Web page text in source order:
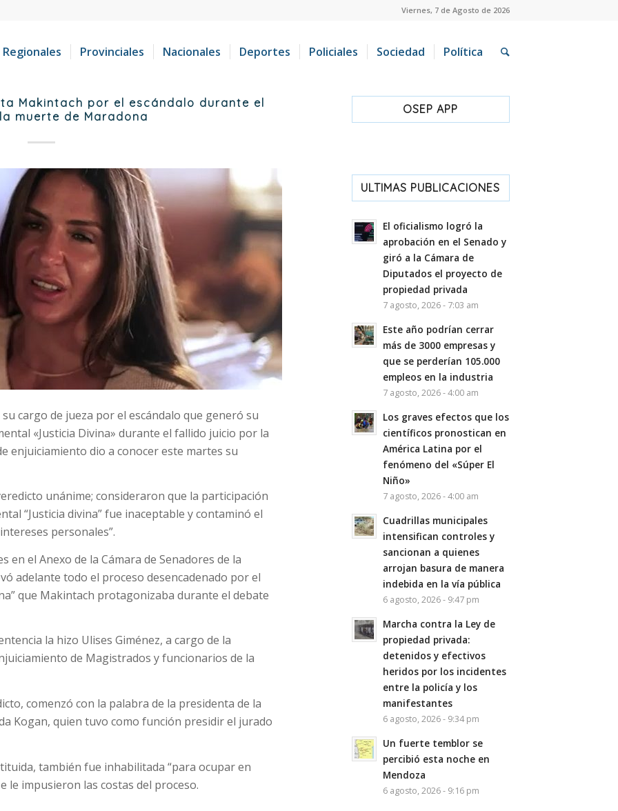
Viernes, 7 de Agosto de 2026
Regionales Provinciales Nacionales Deportes Policiales Sociedad Política
Makintach por el escándalo durante el
muerte de Maradona
cargo de jueza por el escándalo que generó su
«Justicia Divina» durante el fallido juicio por la
enjuiciamiento dio a conocer este martes su
unánime; consideraron que la participación
“Justicia divina” fue inaceptable y contaminó el
personales”.
en el Anexo de la Cámara de Senadores de la
adelante todo el proceso desencadenado por el
que Makintach protagonizaba durante el debate
la hizo Ulises Giménez, a cargo de la
de Magistrados y funcionarios de la
comenzó con la palabra de la presidenta de la
Kogan, quien tuvo como función presidir el jurado
también fue inhabilitada “para ocupar en
le impusieron las costas del proceso.
OSEP APP
ULTIMAS PUBLICACIONES
El oficialismo logró la
aprobación en el Senado y
giró a la Cámara de
Diputados el proyecto de
propiedad privada
7 agosto, 2026 - 7:03 am
Este año podrían cerrar
más de 3000 empresas y
que se perderían 105.000
empleos en la industria
7 agosto, 2026 - 4:00 am
Los graves efectos que los
científicos pronostican en
América Latina por el
fenómeno del «Súper El
Niño»
7 agosto, 2026 - 4:00 am
Cuadrillas municipales
intensifican controles y
sancionan a quienes
arrojan basura de manera
indebida en la vía pública
6 agosto, 2026 - 9:47 pm
Marcha contra la Ley de
propiedad privada:
detenidos y efectivos
heridos por los incidentes
entre la policía y los
manifestantes
6 agosto, 2026 - 9:34 pm
Un fuerte temblor se
percibió esta noche en
Mendoza
6 agosto, 2026 - 9:16 pm